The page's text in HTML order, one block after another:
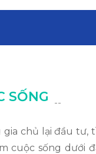
SỐNG --
chủ lại đầu tư,
cuộc sống dưới